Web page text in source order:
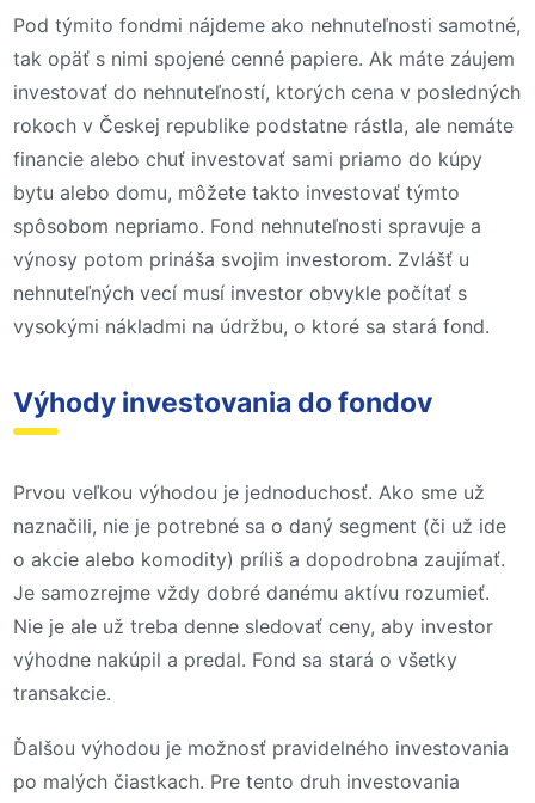
Pod týmito fondmi nájdeme ako nehnuteľnosti samotné,
tak opäť s nimi spojené cenné papiere. Ak máte záujem
investovať do nehnuteľností, ktorých cena v posledných
rokoch v Českej republike podstatne rástla, ale nemáte
financie alebo chuť investovať sami priamo do kúpy
bytu alebo domu, môžete takto investovať týmto
spôsobom nepriamo. Fond nehnuteľnosti spravuje a
výnosy potom prináša svojim investorom. Zvlášť u
nehnuteľných vecí musí investor obvykle počítať s
vysokými nákladmi na údržbu, o ktoré sa stará fond.
Výhody investovania do fondov
Prvou veľkou výhodou je jednoduchosť. Ako sme už
naznačili, nie je potrebné sa o daný segment (či už ide
o akcie alebo komodity) príliš a dopodrobna zaujímať.
Je samozrejme vždy dobré danému aktívu rozumieť.
Nie je ale už treba denne sledovať ceny, aby investor
výhodne nakúpil a predal. Fond sa stará o všetky
transakcie.
Ďalšou výhodou je možnosť pravidelného investovania
po malých čiastkach. Pre tento druh investovania